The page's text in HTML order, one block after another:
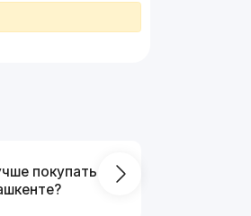
покупать